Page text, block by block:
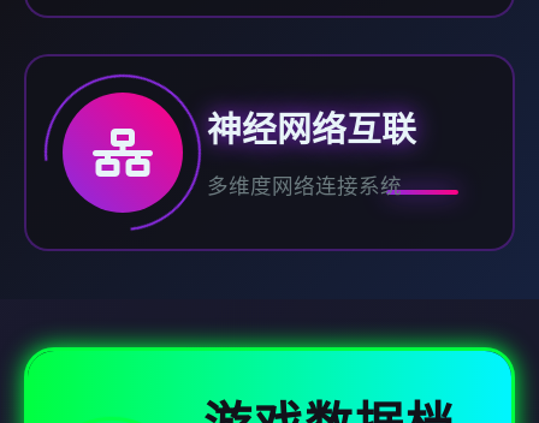
神经网络互联
多维度网络连接系统